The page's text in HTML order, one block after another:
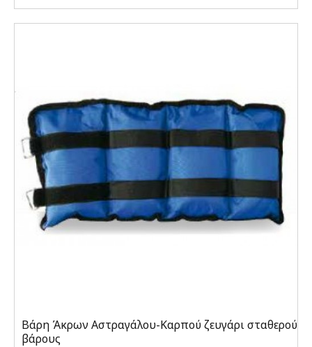
Βάρη Άκρων Αστραγάλου-Καρπού ζευγάρι σταθερού
βάρους